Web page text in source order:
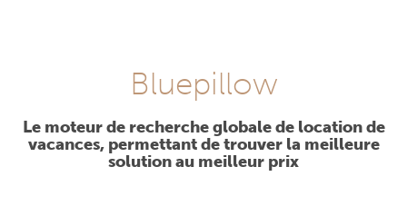
Bluepillow
Le moteur de recherche globale de location de
vacances, permettant de trouver la meilleure
solution au meilleur prix